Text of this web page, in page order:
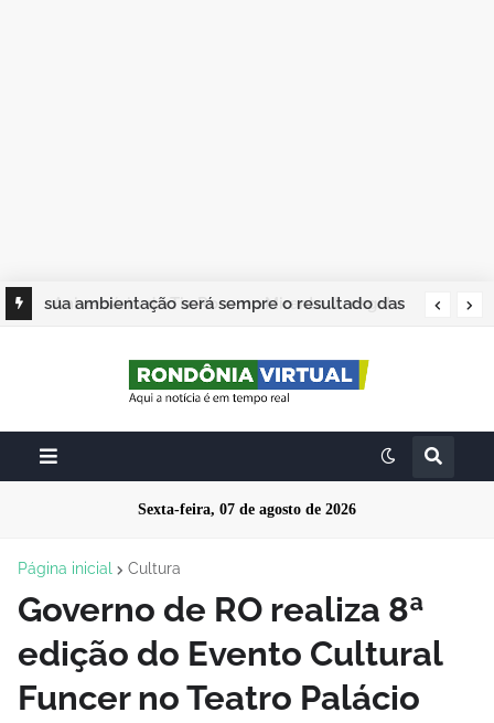
sua ambientação será sempre o resultado das
Sexta-feira, 07 de agosto de 2026
Página inicial Cultura
Governo de RO realiza 8ª
edição do Evento Cultural
Funcer no Teatro Palácio